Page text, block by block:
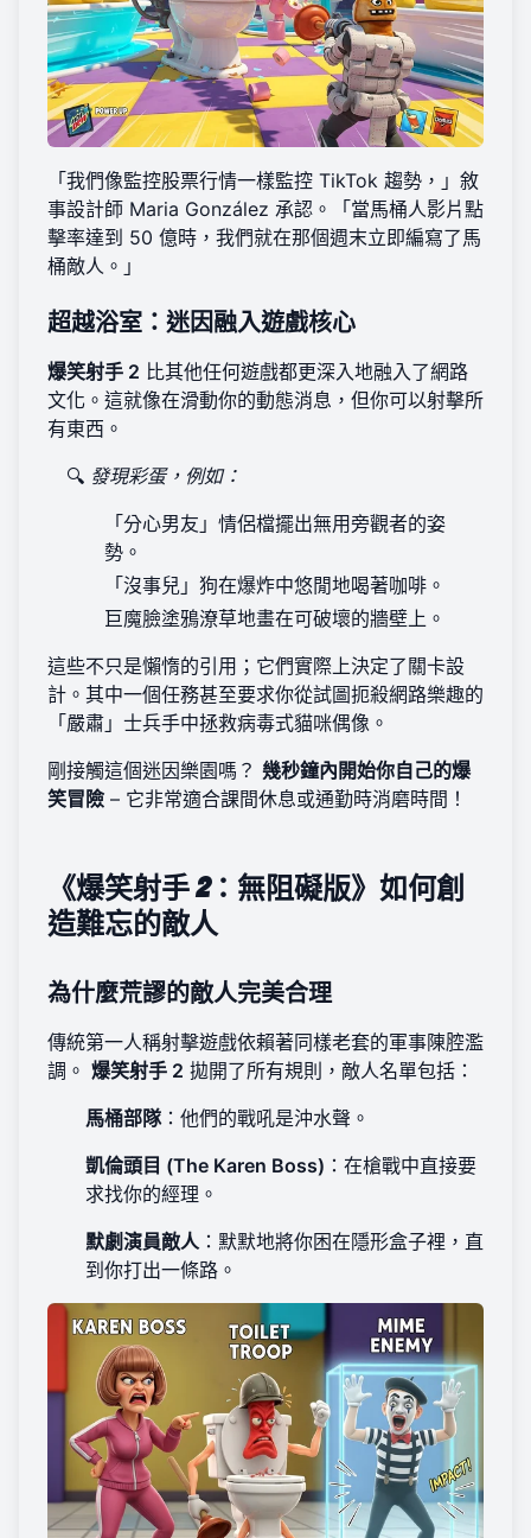
「我們像監控股票行情一樣監控 TikTok 趨勢，」敘
事設計師 Maria González 承認。「當馬桶人影片點
擊率達到 50 億時，我們就在那個週末立即編寫了馬
桶敵人。」
超越浴室：迷因融入遊戲核心
爆笑射手 2 比其他任何遊戲都更深入地融入了網路
文化。這就像在滑動你的動態消息，但你可以射擊所
有東西。
🔍 發現彩蛋，例如：
「分心男友」情侶檔擺出無用旁觀者的姿
勢。
「沒事兒」狗在爆炸中悠閒地喝著咖啡。
巨魔臉塗鴉潦草地畫在可破壞的牆壁上。
這些不只是懶惰的引用；它們實際上決定了關卡設
計。其中一個任務甚至要求你從試圖扼殺網路樂趣的
「嚴肅」士兵手中拯救病毒式貓咪偶像。
剛接觸這個迷因樂園嗎？ 幾秒鐘內開始你自己的爆
笑冒險 – 它非常適合課間休息或通勤時消磨時間！
《爆笑射手 2：無阻礙版》如何創
造難忘的敵人
為什麼荒謬的敵人完美合理
傳統第一人稱射擊遊戲依賴著同樣老套的軍事陳腔濫
調。 爆笑射手 2 拋開了所有規則，敵人名單包括：
馬桶部隊：他們的戰吼是沖水聲。
凱倫頭目 (The Karen Boss) ：在槍戰中直接要
求找你的經理。
默劇演員敵人 ：默默地將你困在隱形盒子裡，直
到你打出一條路。